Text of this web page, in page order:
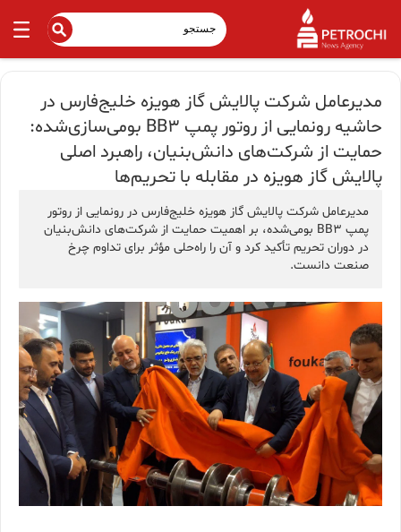
مدیرعامل شرکت پالایش گاز هویزه خلیج‌فارس در
حاشیه رونمایی از روتور پمپ BB3 بومی‌سازی‌شده:
حمایت از شرکت‌های دانش‌بنیان، راهبرد اصلی
پالایش گاز هویزه در مقابله با تحریم‌ها
مدیرعامل شرکت پالایش گاز هویزه خلیج‌فارس در رونمایی از روتور
پمپ BB3 بومی‌شده، بر اهمیت حمایت از شرکت‌های دانش‌بنیان
در دوران تحریم تأکید کرد و آن را راه‌حلی مؤثر برای تداوم چرخ
صنعت دانست.